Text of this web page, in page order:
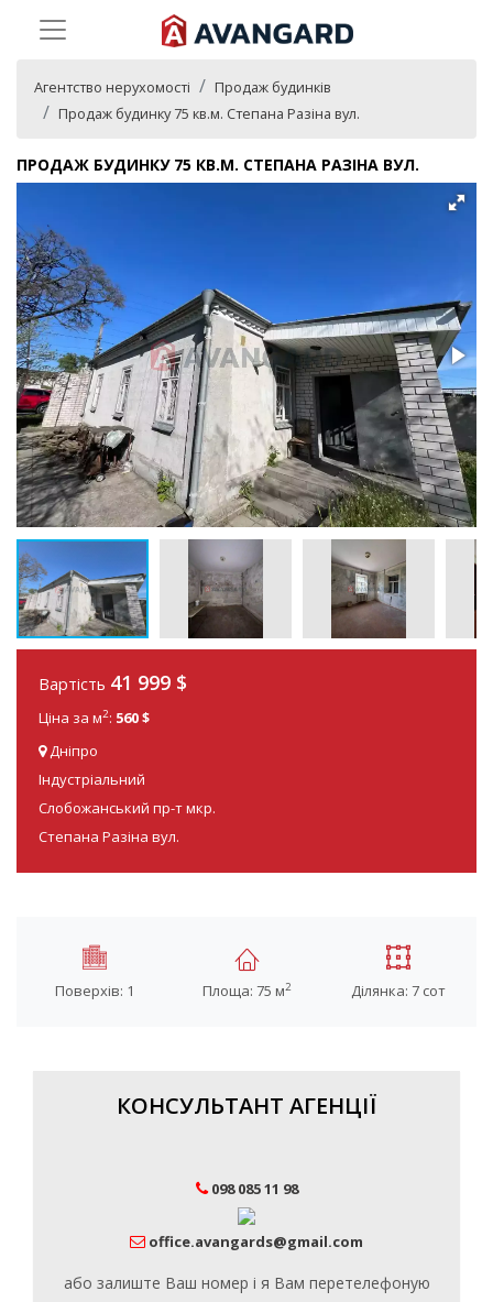
Агентство нерухомості
Продаж будинків
Продаж будинку 75 кв.м. Степана Разіна вул.
ПРОДАЖ БУДИНКУ 75 КВ.М. СТЕПАНА РАЗІНА ВУЛ.
Вартість 41 999 $
Ціна за м2: 560 $
Дніпро
Індустріальний
Слобожанський пр-т мкр.
Степана Разіна вул.
Поверхів: 1 Площа: 75 м2 Ділянка: 7 сот
КОНСУЛЬТАНТ АГЕНЦІЇ
098 085 11 98
office.avangards@gmail.com
або залиште Ваш номер і я Вам перетелефоную